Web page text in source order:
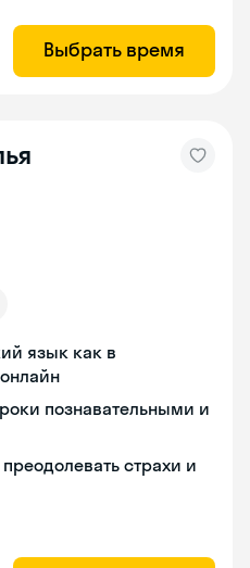
Выбрать время
язык как в
познавательными и
страхи и